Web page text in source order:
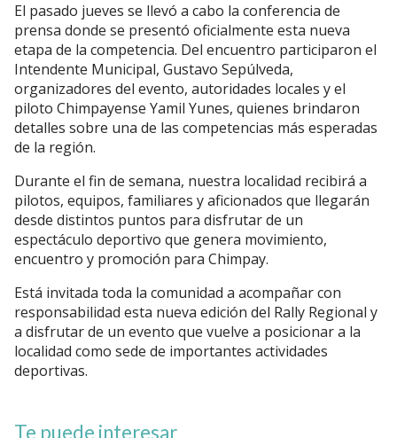
El pasado jueves se llevó a cabo la conferencia de
prensa donde se presentó oficialmente esta nueva
etapa de la competencia. Del encuentro participaron el
Intendente Municipal, Gustavo Sepúlveda,
organizadores del evento, autoridades locales y el
piloto Chimpayense Yamil Yunes, quienes brindaron
detalles sobre una de las competencias más esperadas
de la región.
Durante el fin de semana, nuestra localidad recibirá a
pilotos, equipos, familiares y aficionados que llegarán
desde distintos puntos para disfrutar de un
espectáculo deportivo que genera movimiento,
encuentro y promoción para Chimpay.
Está invitada toda la comunidad a acompañar con
responsabilidad esta nueva edición del Rally Regional y
a disfrutar de un evento que vuelve a posicionar a la
localidad como sede de importantes actividades
deportivas.
Te puede interesar